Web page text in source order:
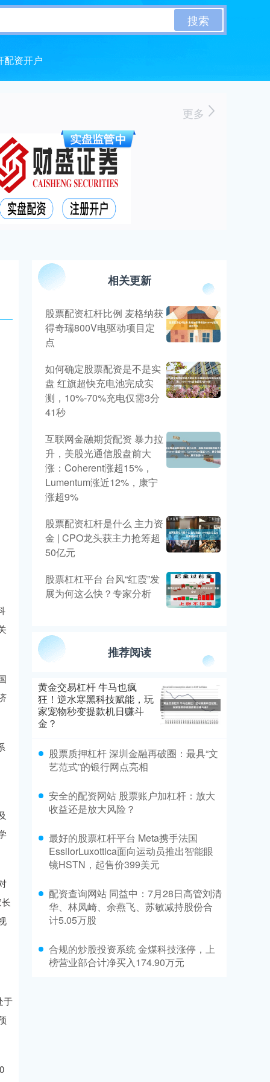
搜索
配资开户
更多
于
相关更新
股票配资杠杆比例 麦格纳获
得奇瑞800V电驱动项目定
点
如何确定股票配资是不是实
盘 红旗超快充电池完成实
测，10%-70%充电仅需3分
41秒
互联网金融期货配资 暴力拉
升，美股光通信股盘前大
涨：Coherent涨超15%，
Lumentum涨近12%，康宁
涨超9%
股票配资杠杆是什么 主力资
金 | CPO龙头获主力抢筹超
50亿元
股票杠杠平台 台风“红霞”发
展为何这么快？专家分析
推荐阅读
黄金交易杠杆 牛马也疯
狂！逆水寒黑科技赋能，玩
家宠物秒变提款机日赚斗
金？
股票质押杠杆 深圳金融再破圈：最具“文
艺范式”的银行网点亮相
安全的配资网站 股票账户加杠杆：放大
收益还是放大风险？
最好的股票杠杆平台 Meta携手法国
EssilorLuxottica面向运动员推出智能眼
镜HSTN，起售价399美元
配资查询网站 同益中：7月28日高管刘清
华、林凤崎、余燕飞、苏敏减持股份合
计5.05万股
合规的炒股投资系统 金煤科技涨停，上
榜营业部合计净买入174.90万元